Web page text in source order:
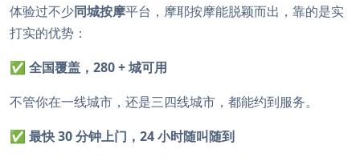
体验过不少同城按摩平台，摩耶按摩能脱颖而出，靠的是实
打实的优势：
✅ 全国覆盖，280 + 城可用
不管你在一线城市，还是三四线城市，都能约到服务。
✅ 最快 30 分钟上门，24 小时随叫随到